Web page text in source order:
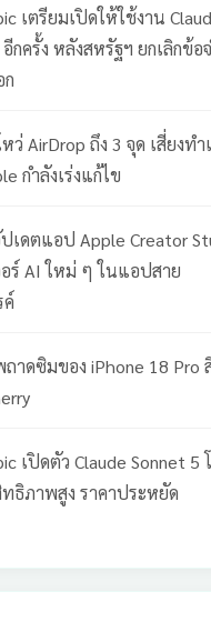
เตรียมเปิดให้ใช้งาน
กครั้ง หลังสหรัฐฯ ยกเลิกข้อ
ก
ว่ AirDrop ถึง 3 จุด เสี่ยงทำ
กำลังเร่งแก้ไข
เดตแอป Apple Creator
ร์ AI ใหม่ ๆ ในแอปสาย
ค์
าดซิมของ iPhone 18 Pro
เปิดตัว Claude Sonnet 5
ธิภาพสูง ราคาประหยัด